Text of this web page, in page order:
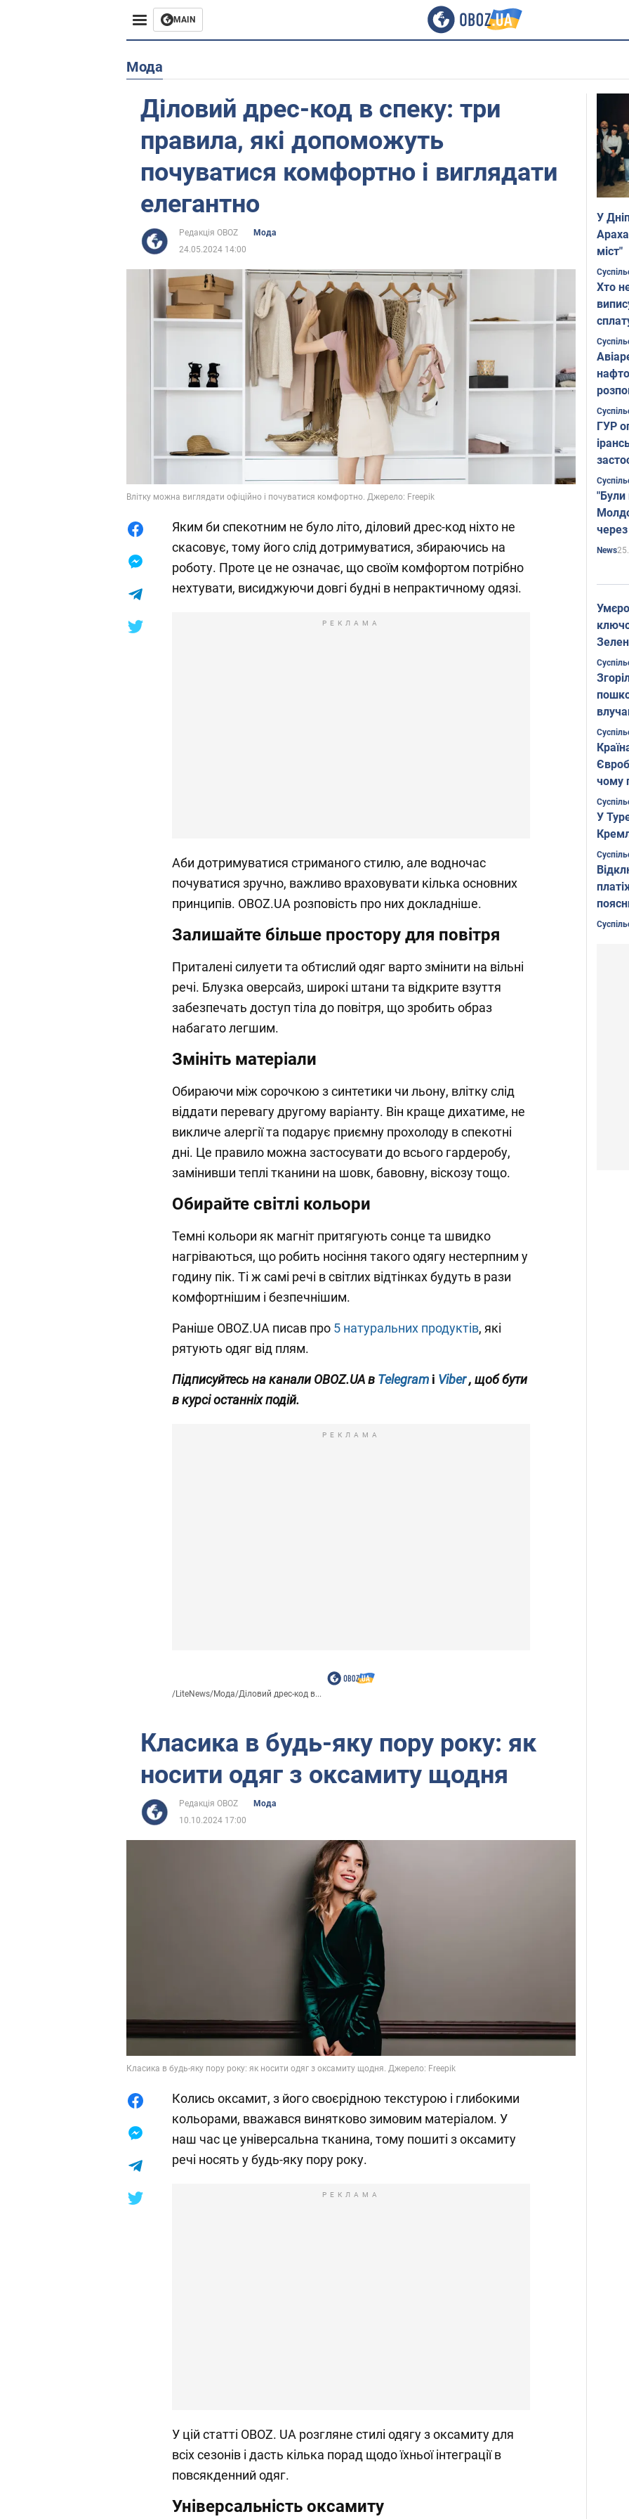
MAIN
Життя
Лайфхаки
Мода
Діловий дрес-код в спеку: три
правила, які допоможуть
почуватися комфортно і виглядати
елегантно
Редакція OBOZ
Мода
24.05.2024 14:00
Влітку можна виглядати офіційно і почуватися комфортно. Джерело: Freepik
Яким би спекотним не було літо, діловий дрес-код ніхто не
скасовує, тому його слід дотримуватися, збираючись на
роботу. Проте це не означає, що своїм комфортом потрібно
нехтувати, висиджуючи довгі будні в непрактичному одязі.
РЕКЛАМА
Аби дотримуватися стриманого стилю, але водночас
почуватися зручно, важливо враховувати кілька основних
принципів. OBOZ.UA розповість про них докладніше.
Залишайте більше простору для повітря
Приталені силуети та обтислий одяг варто змінити на вільні
речі. Блузка оверсайз, широкі штани та відкрите взуття
забезпечать доступ тіла до повітря, що зробить образ
набагато легшим.
Змініть матеріали
Обираючи між сорочкою з синтетики чи льону, влітку слід
віддати перевагу другому варіанту. Він краще дихатиме, не
викличе алергії та подарує приємну прохолоду в спекотні
дні. Це правило можна застосувати до всього гардеробу,
замінивши теплі тканини на шовк, бавовну, віскозу тощо.
Обирайте світлі кольори
Темні кольори як магніт притягують сонце та швидко
нагріваються, що робить носіння такого одягу нестерпним у
годину пік. Ті ж самі речі в світлих відтінках будуть в рази
комфортнішим і безпечнішим.
Раніше OBOZ.UA писав про 5 натуральних продуктів, які
рятують одяг від плям.
Підписуйтесь на канали OBOZ.UA в Telegram і Viber, щоб бути
в курсі останніх подій.
РЕКЛАМА
/LiteNews/Мода/Діловий дрес-код в...
Класика в будь-яку пору року: як
носити одяг з оксамиту щодня
Редакція OBOZ
Мода
10.10.2024 17:00
Класика в будь-яку пору року: як носити одяг з оксамиту щодня. Джерело: Freepik
Колись оксамит, з його своєрідною текстурою і глибокими
кольорами, вважався винятково зимовим матеріалом. У
наш час це універсальна тканина, тому пошиті з оксамиту
речі носять у будь-яку пору року.
РЕКЛАМА
У цій статті OBOZ. UA розгляне стилі одягу з оксамиту для
всіх сезонів і дасть кілька порад щодо їхньої інтеграції в
повсякденний одяг.
Універсальність оксамиту
У
міст"
Хто
ГУР
"Були
News
Фото
чому
У